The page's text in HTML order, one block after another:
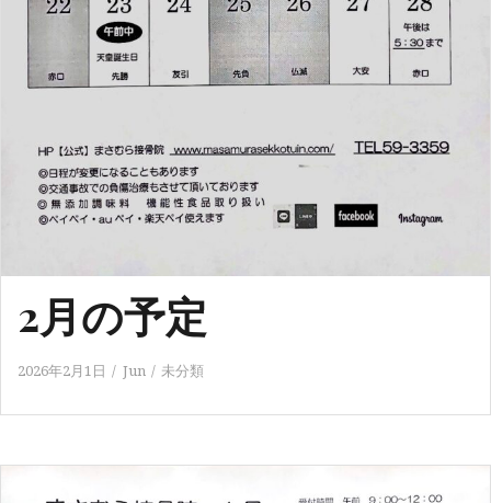
2月の予定
2026年2月1日 Jun 未分類